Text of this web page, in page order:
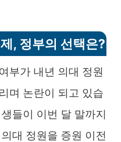
, 정부의 선택은?
부가 내년 의대 정원
며 논란이 되고 있습
들이 이번 달 말까지
대 정원을 증원 이전